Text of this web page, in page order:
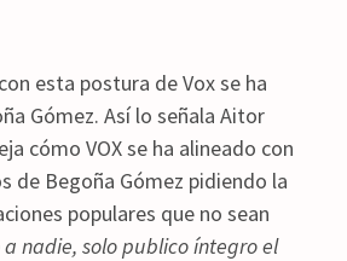
esta postura de Vox se ha
Gómez. Así lo señala Aitor
cómo VOX se ha alineado con
de Begoña Gómez pidiendo la
populares que no sean
a nadie, solo publico íntegro el